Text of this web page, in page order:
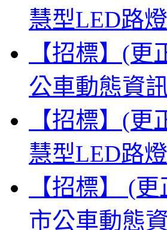
慧型LED路
【招標】(
公車動態資
【招標】(
慧型LED路
【招標】 (
市公車動態